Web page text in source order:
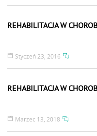
REHABILITACJA W
Styczeń 23, 2016
REHABILITACJA W
Marzec 13, 2018